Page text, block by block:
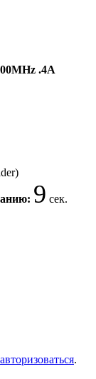
.4A
9 сек.
авторизоваться.